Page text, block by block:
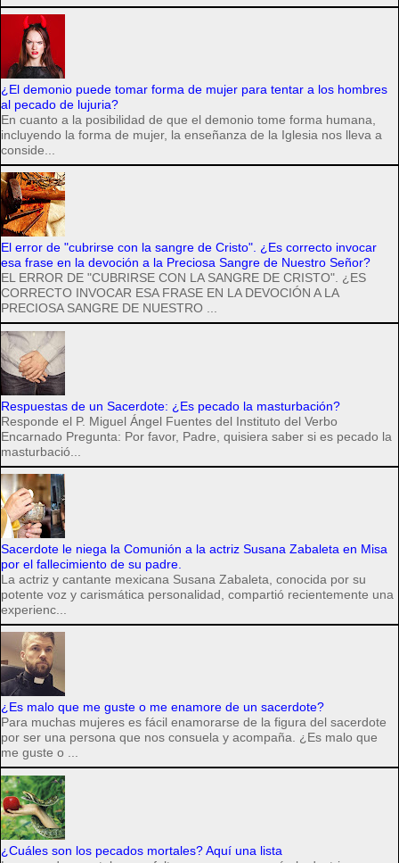
¿El demonio puede tomar forma de mujer para tentar a los hombres
al pecado de lujuria?
En cuanto a la posibilidad de que el demonio tome forma humana,
incluyendo la forma de mujer, la enseñanza de la Iglesia nos lleva a
conside...
El error de "cubrirse con la sangre de Cristo". ¿Es correcto invocar
esa frase en la devoción a la Preciosa Sangre de Nuestro Señor?
EL ERROR DE "CUBRIRSE CON LA SANGRE DE CRISTO". ¿ES
CORRECTO INVOCAR ESA FRASE EN LA DEVOCIÓN A LA
PRECIOSA SANGRE DE NUESTRO ...
Respuestas de un Sacerdote: ¿Es pecado la masturbación?
Responde el P. Miguel Ángel Fuentes del Instituto del Verbo
Encarnado Pregunta: Por favor, Padre, quisiera saber si es pecado la
masturbació...
Sacerdote le niega la Comunión a la actriz Susana Zabaleta en Misa
por el fallecimiento de su padre.
La actriz y cantante mexicana Susana Zabaleta, conocida por su
potente voz y carismática personalidad, compartió recientemente una
experienc...
¿Es malo que me guste o me enamore de un sacerdote?
Para muchas mujeres es fácil enamorarse de la figura del sacerdote
por ser una persona que nos consuela y acompaña. ¿Es malo que
me guste o ...
¿Cuáles son los pecados mortales? Aquí una lista